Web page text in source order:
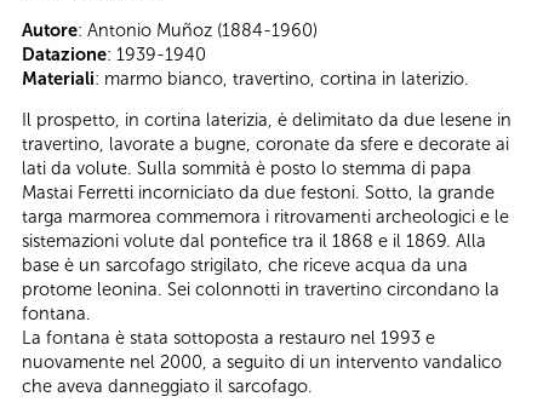
Autore: Antonio Muñoz (1884-1960)
Datazione: 1939-1940
Materiali: marmo bianco, travertino, cortina in laterizio.
Il prospetto, in cortina laterizia, è delimitato da due lesene in
travertino, lavorate a bugne, coronate da sfere e decorate ai
lati da volute. Sulla sommità è posto lo stemma di papa
Mastai Ferretti incorniciato da due festoni. Sotto, la grande
targa marmorea commemora i ritrovamenti archeologici e le
sistemazioni volute dal pontefice tra il 1868 e il 1869. Alla
base è un sarcofago strigilato, che riceve acqua da una
protome leonina. Sei colonnotti in travertino circondano la
fontana.
La fontana è stata sottoposta a restauro nel 1993 e
nuovamente nel 2000, a seguito di un intervento vandalico
che aveva danneggiato il sarcofago.